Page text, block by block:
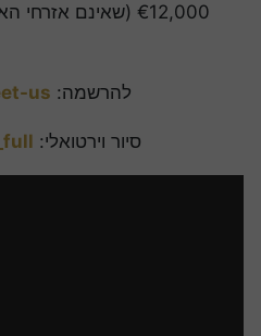
€12,000 (שאינם אזרחי
להרשמה:us
סיור וירטואלי: